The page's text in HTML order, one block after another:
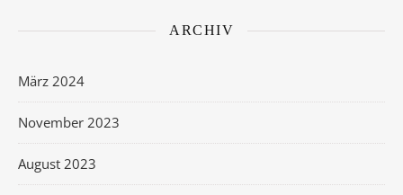
ARCHIV
März 2024
November 2023
August 2023